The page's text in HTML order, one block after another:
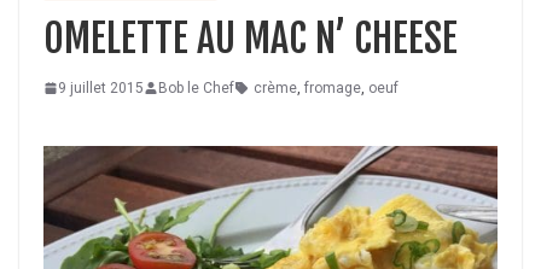
OMELETTE AU MAC N’ CHEESE
9 juillet 2015 Bob le Chef crème, fromage, oeuf